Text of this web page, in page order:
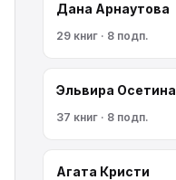
Дана Арнаутова
29 книг · 8 подп.
Эльвира Осетина
37 книг · 8 подп.
Агата Кристи